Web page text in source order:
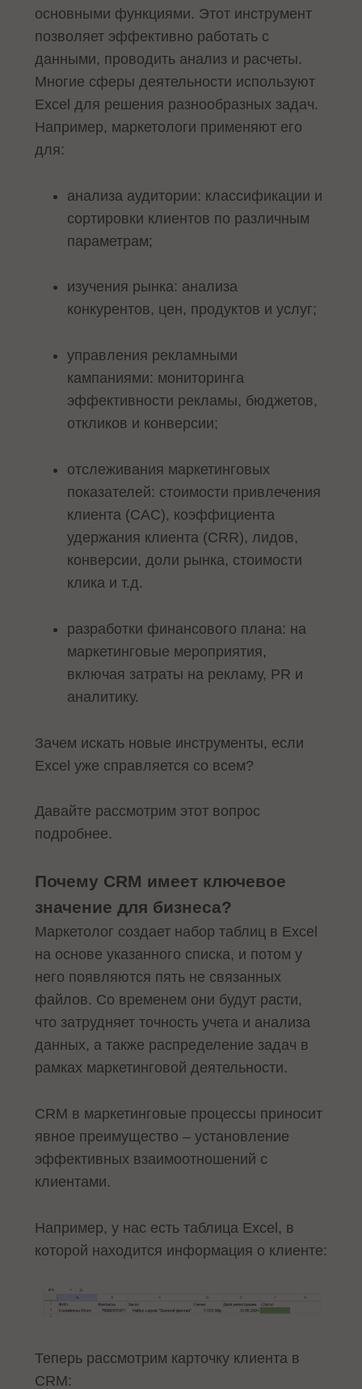
основными функциями. Этот инструмент
позволяет эффективно работать с
данными, проводить анализ и расчеты.
Многие сферы деятельности используют
Excel для решения разнообразных задач.
Например, маркетологи применяют его
для:
анализа аудитории: классификации и
сортировки клиентов по различным
параметрам;
изучения рынка: анализа
конкурентов, цен, продуктов и услуг;
управления рекламными
кампаниями: мониторинга
эффективности рекламы, бюджетов,
откликов и конверсии;
отслеживания маркетинговых
показателей: стоимости привлечения
клиента (CAC), коэффициента
удержания клиента (CRR), лидов,
конверсии, доли рынка, стоимости
клика и т.д.
разработки финансового плана: на
маркетинговые мероприятия,
включая затраты на рекламу, PR и
аналитику.
Зачем искать новые инструменты, если
Excel уже справляется со всем?
Давайте рассмотрим этот вопрос
подробнее.
Почему CRM имеет ключевое
значение для бизнеса?
Маркетолог создает набор таблиц в Excel
на основе указанного списка, и потом у
него появляются пять не связанных
файлов. Со временем они будут расти,
что затрудняет точность учета и анализа
данных, а также распределение задач в
рамках маркетинговой деятельности.
CRM в маркетинговые процессы приносит
явное преимущество – установление
эффективных взаимоотношений с
клиентами.
Например, у нас есть таблица Excel, в
которой находится информация о клиенте:
Теперь рассмотрим карточку клиента в
CRM: